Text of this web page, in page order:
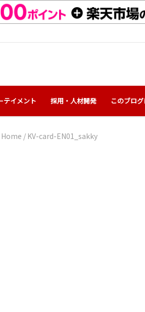
テイメント 採用・人材開発 このブロ
/ KV-card-EN01_sakky